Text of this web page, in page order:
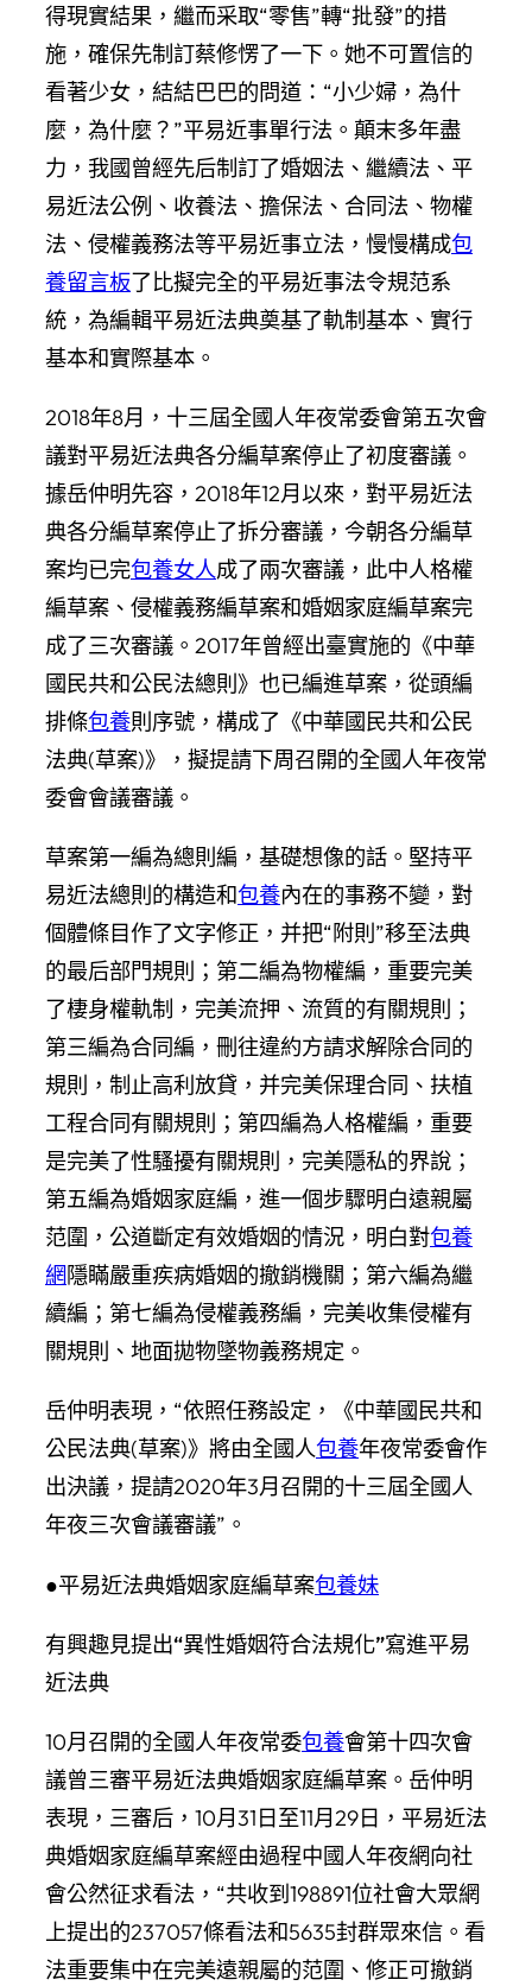
得現實結果，繼而采取“零售”轉“批發”的措
施，確保先制訂蔡修愣了一下。她不可置信的
看著少女，結結巴巴的問道：“小少婦，為什
麼，為什麼？”平易近事單行法。顛末多年盡
力，我國曾經先后制訂了婚姻法、繼續法、平
易近法公例、收養法、擔保法、合同法、物權
法、侵權義務法等平易近事立法，慢慢構成包
養留言板了比擬完全的平易近事法令規范系
統，為編輯平易近法典奠基了軌制基本、實行
基本和實際基本。
2018年8月，十三屆全國人年夜常委會第五次會
議對平易近法典各分編草案停止了初度審議。
據岳仲明先容，2018年12月以來，對平易近法
典各分編草案停止了拆分審議，今朝各分編草
案均已完包養女人成了兩次審議，此中人格權
編草案、侵權義務編草案和婚姻家庭編草案完
成了三次審議。2017年曾經出臺實施的《中華
國民共和公民法總則》也已編進草案，從頭編
排條包養則序號，構成了《中華國民共和公民
法典(草案)》，擬提請下周召開的全國人年夜常
委會會議審議。
草案第一編為總則編，基礎想像的話。堅持平
易近法總則的構造和包養內在的事務不變，對
個體條目作了文字修正，并把“附則”移至法典
的最后部門規則；第二編為物權編，重要完美
了棲身權軌制，完美流押、流質的有關規則；
第三編為合同編，刪往違約方請求解除合同的
規則，制止高利放貸，并完美保理合同、扶植
工程合同有關規則；第四編為人格權編，重要
是完美了性騷擾有關規則，完美隱私的界說；
第五編為婚姻家庭編，進一個步驟明白遠親屬
范圍，公道斷定有效婚姻的情況，明白對包養
網隱瞞嚴重疾病婚姻的撤銷機關；第六編為繼
續編；第七編為侵權義務編，完美收集侵權有
關規則、地面拋物墜物義務規定。
岳仲明表現，“依照任務設定，《中華國民共和
公民法典(草案)》將由全國人包養年夜常委會作
出決議，提請2020年3月召開的十三屆全國人
年夜三次會議審議”。
●平易近法典婚姻家庭編草案包養妹
有興趣見提出“異性婚姻符合法規化”寫進平易
近法典
10月召開的全國人年夜常委包養會第十四次會
議曾三審平易近法典婚姻家庭編草案。岳仲明
表現，三審后，10月31日至11月29日，平易近法
典婚姻家庭編草案經由過程中國人年夜網向社
會公然征求看法，“共收到198891位社會大眾網
上提出的237057條看法和5635封群眾來信。看
法重要集中在完美遠親屬的范圍、修正可撤銷